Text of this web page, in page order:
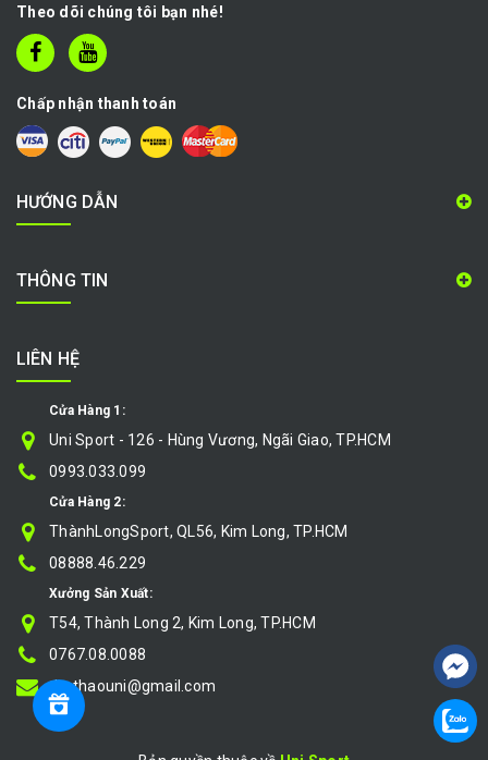
Theo dõi chúng tôi bạn nhé!
Chấp nhận thanh toán
HƯỚNG DẪN
THÔNG TIN
LIÊN HỆ
Cửa Hàng 1:
Uni Sport - 126 - Hùng Vương, Ngãi Giao, TP.HCM
0993.033.099
Cửa Hàng 2:
ThànhLongSport, QL56, Kim Long, TP.HCM
08888.46.229
Xưởng Sản Xuất:
T54, Thành Long 2, Kim Long, TP.HCM
0767.08.0088
thethaouni@gmail.com